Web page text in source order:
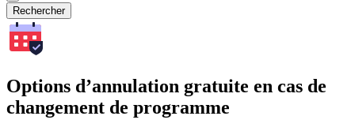
Rechercher
Options d’annulation gratuite en cas de
changement de programme